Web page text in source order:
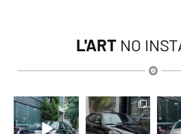
L'ART NO
lart.br
Ago 6
lart.br
Ago 6